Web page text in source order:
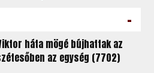
-
háta mögé bújhattak az
az egység (7702)